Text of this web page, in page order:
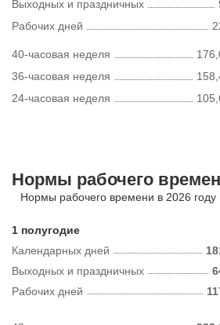
Выходных и праздничных
Рабочих дней
40-часовая неделя
36-часовая неделя
24-часовая неделя
Нормы рабочего
Нормы рабочего времени в 2026 году
1 полугодие
Календарных дней
Рабочих дней
Выходных и праздничных